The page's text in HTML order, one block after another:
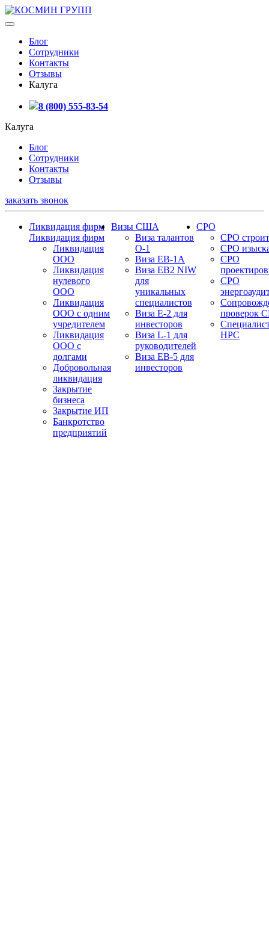
Блог
Сотрудники
Контакты
Отзывы
Калуга
8 (800) 555-83-54
Калуга
Блог
Сотрудники
Контакты
Отзывы
заказать звонок
Ликвидация фирм
Ликвидация фирм
Ликвидация
ООО
Ликвидация
нулевого
ООО
Ликвидация
ООО с одним
учредителем
Ликвидация
ООО с
долгами
Добровольная
ликвидация
Закрытие
бизнеса
Закрытие ИП
Банкротство
предприятий
Визы США
Виза талантов
О-1
Виза EB-1A
Виза EB2 NIW
для
уникальных
специалистов
Виза E-2 для
инвесторов
Виза L-1 для
руководителей
Виза EB-5 для
инвесторов
СРО
СРО
СРО
СРО
СРО
проверок
НРС